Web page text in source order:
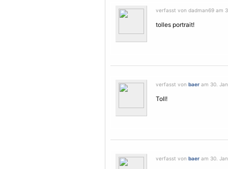
verfasst von dadman69 am
tolles portrait!
verfasst von baer am 30.
Toll!
verfasst von baer am 30.